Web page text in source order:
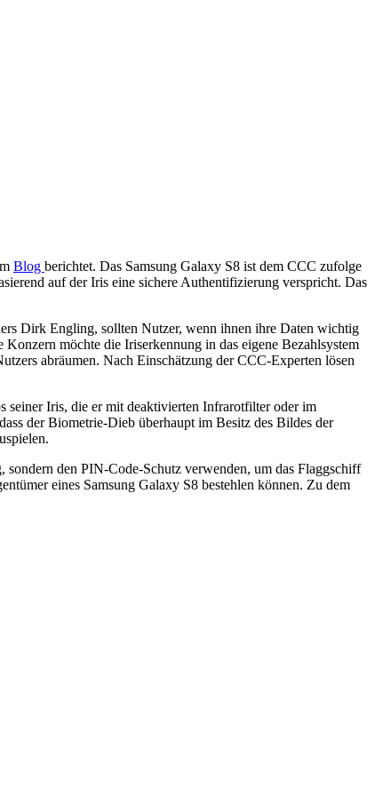
Blog berichtet. Das Samsung Galaxy S8 ist dem CCC zufolge
auf der Iris eine sichere Authentifizierung verspricht. Das
Dirk Engling, sollten Nutzer, wenn ihnen ihre Daten wichtig
möchte die Iriserkennung in das eigene Bezahlsystem
abräumen. Nach Einschätzung der CCC-Experten lösen
seiner Iris, die er mit deaktivierten Infrarotfilter oder im
der Biometrie-Dieb überhaupt im Besitz des Bildes der
den PIN-Code-Schutz verwenden, um das Flaggschiff
eines Samsung Galaxy S8 bestehlen können. Zu dem